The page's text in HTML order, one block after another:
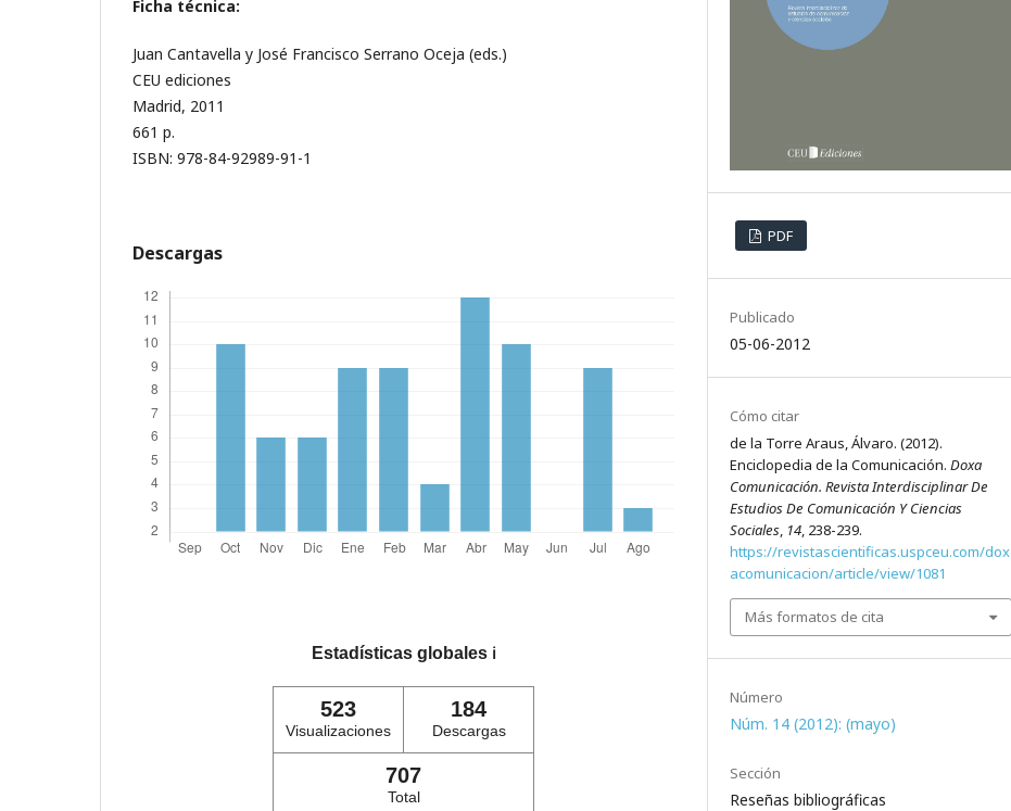
Ficha técnica:
Juan Cantavella y José Francisco Serrano Oceja (eds.)
CEU ediciones
Madrid, 2011
661 p.
ISBN: 978-84-92989-91-1
Descargas
Estadísticas globales ℹ️
523
Visualizaciones
184
Descargas
707
Total
PDF
Publicado
05-06-2012
Número
Núm. 14 (2012): (mayo)
Sección
Reseñas bibliográficas
Cómo citar
de la Torre Araus, Álvaro. (2012).
Enciclopedia de la Comunicación.Doxa
Comunicación. Revista Interdisciplinar De
Estudios De Comunicación Y Ciencias
Sociales, 14, 238-239.
https://revistascientificas.uspceu.com/dox
acomunicacion/article/view/1081
Más formatos de cita